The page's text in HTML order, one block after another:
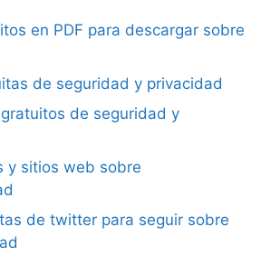
en PDF para descargar sobre
de seguridad y privacidad
de seguridad y
y sitios web sobre
de twitter para seguir sobre